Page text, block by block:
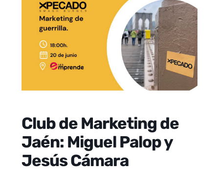
Club de Marketing de
Jaén: Miguel Palop y
Jesús Cámara